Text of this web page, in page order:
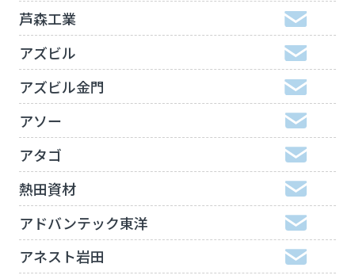
芦森工業
アズビル
アズビル金門
アソー
アタゴ
熱田資材
アドバンテック東洋
アネスト岩田